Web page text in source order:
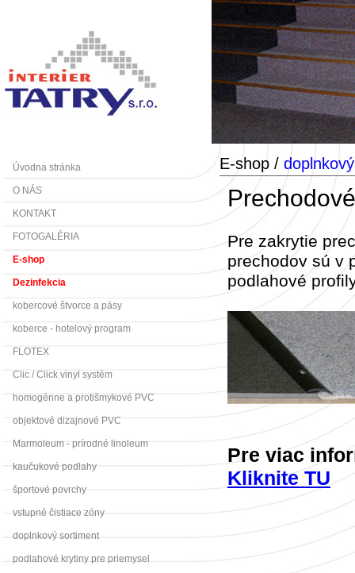
Úvodna stránka
O NÁS
KONTAKT
FOTOGALÉRIA
E-shop
Dezinfekcia
kobercové štvorce a pásy
koberce - hotelový program
FLOTEX
Clic / Click vinyl systém
homogénne a protišmykové PVC
objektové dizajnové PVC
Marmoleum - prírodné linoleum
kaučukové podlahy
športové povrchy
vstupné čistiace zóny
doplnkový sortiment
podlahové krytiny pre priemysel
E-shop /
Pre zakrytie
prechodov sú v
podlahové
Pre viac
Kliknite TU